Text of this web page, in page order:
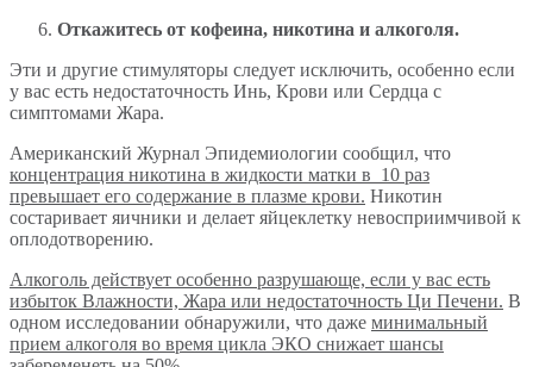
Откажитесь от кофеина, никотина и алкоголя.
Эти и другие стимуляторы следует исключить, особенно если
у вас есть недостаточность Инь, Крови или Сердца с
симптомами Жара.
Американский Журнал Эпидемиологии сообщил, что
концентрация никотина в жидкости матки в 10 раз
превышает его содержание в плазме крови. Никотин
состаривает яичники и делает яйцеклетку невосприимчивой к
оплодотворению.
Алкоголь действует особенно разрушающе, если у вас есть
избыток Влажности, Жара или недостаточность Ци Печени. В
одном исследовании обнаружили, что даже минимальный
прием алкоголя во время цикла ЭКО снижает шансы